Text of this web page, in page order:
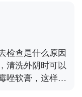
松，病情严重的
溶血性链球菌的
药辅助治疗，可
用。
检查是什么原因
清洗外阴时可以
唑软膏，这样止